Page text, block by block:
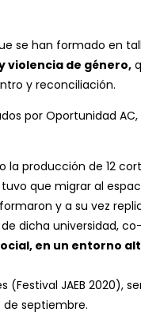
se han formado en
violencia de género,
y reconciliación.
por Oportunidad
producción de 12
que migrar al
y a su vez
dicha universidad,
en un entorno
JAEB 2020),
de septiembre.